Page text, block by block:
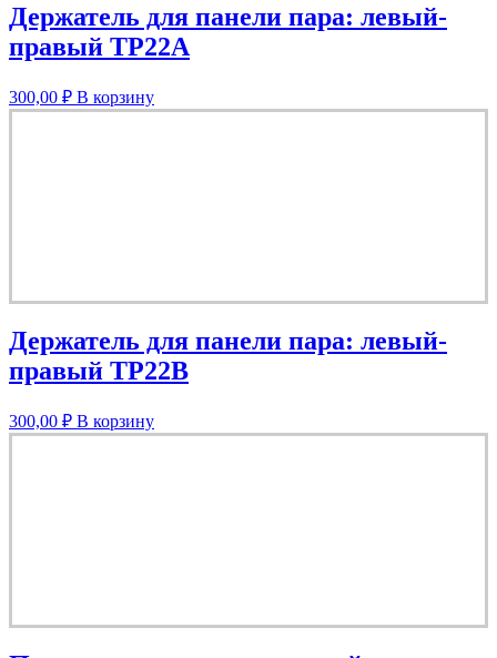
Держатель для панели пара: левый-
правый TP22A
300,00 ₽ В корзину
Держатель для панели пара: левый-
правый TP22B
300,00 ₽ В корзину